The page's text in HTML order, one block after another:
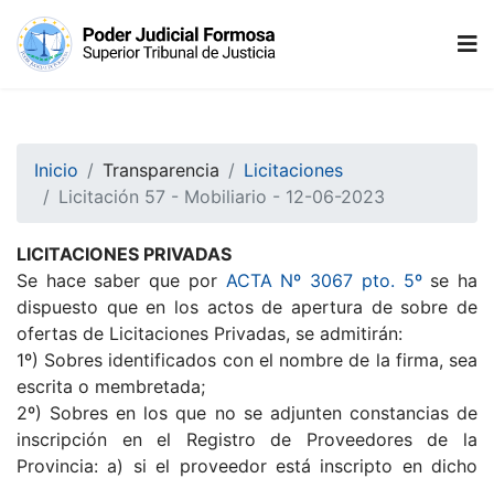
Inicio Transparencia
Licitaciones
Licitación 57 - Mobiliario - 12-06-2023
LICITACIONES PRIVADAS
Se hace saber que por ACTA Nº 3067 pto. 5ºse ha
dispuesto que en los actos de apertura de sobre de
ofertas de Licitaciones Privadas, se admitirán:
1º) Sobres identificados con el nombre de la firma, sea
escrita o membretada;
2º) Sobres en los que no se adjunten constancias de
inscripción en el Registro de Proveedores de la
Provincia: a) si el proveedor está inscripto en dicho